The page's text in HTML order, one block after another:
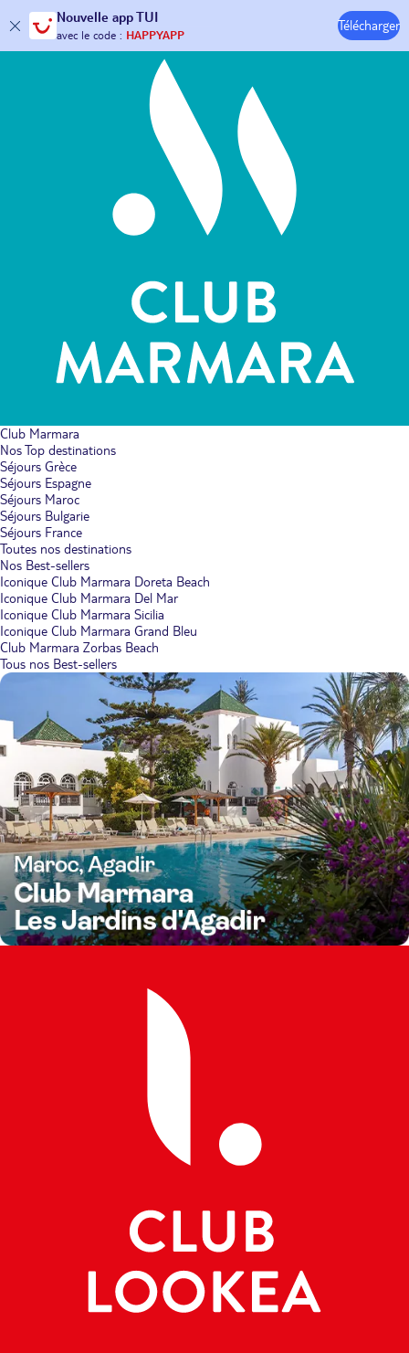
Nouvelle app TUI
30€ offerts*sur votrevoyage !
avec le code :HAPPYAPP
Télécharger
Hôtels & Clubs
Club Marmara
Nos Top destinations
Séjours Grèce
Séjours Espagne
Séjours Maroc
Séjours Bulgarie
Séjours France
Toutes nos destinations
Nos Best-sellers
Iconique Club Marmara Doreta Beach
Iconique Club Marmara Del Mar
Iconique Club Marmara Sicilia
Iconique Club Marmara Grand Bleu
Club Marmara Zorbas Beach
Tous nos Best-sellers